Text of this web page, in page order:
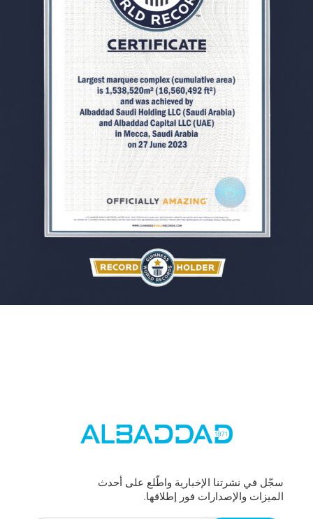
سجّل في نشرتنا الإخبارية واطّلع على أحدث
الميزات والإصدارات فور إطلاقها.